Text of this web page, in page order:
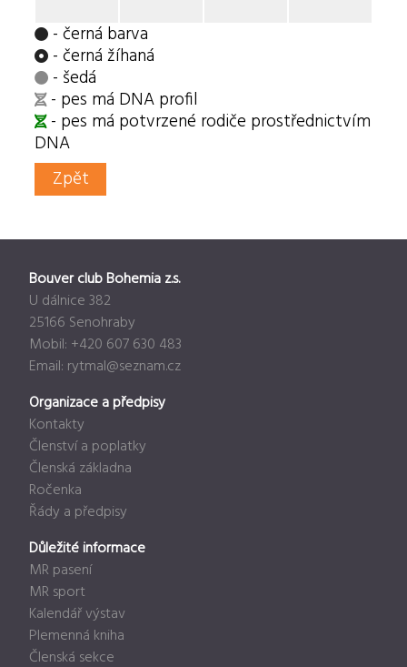
- černá barva
- černá žíhaná
- šedá
- pes má DNA profil
- pes má potvrzené rodiče prostřednictvím
DNA
Zpět
Bouver club Bohemia z.s.
U dálnice 382
25166 Senohraby
Mobil: +420 607 630 483
Email: rytmal@seznam.cz
Organizace a předpisy
Kontakty
Členství a poplatky
Členská základna
Ročenka
Řády a předpisy
Důležité informace
MR pasení
MR sport
Kalendář výstav
Plemenná kniha
Členská sekce